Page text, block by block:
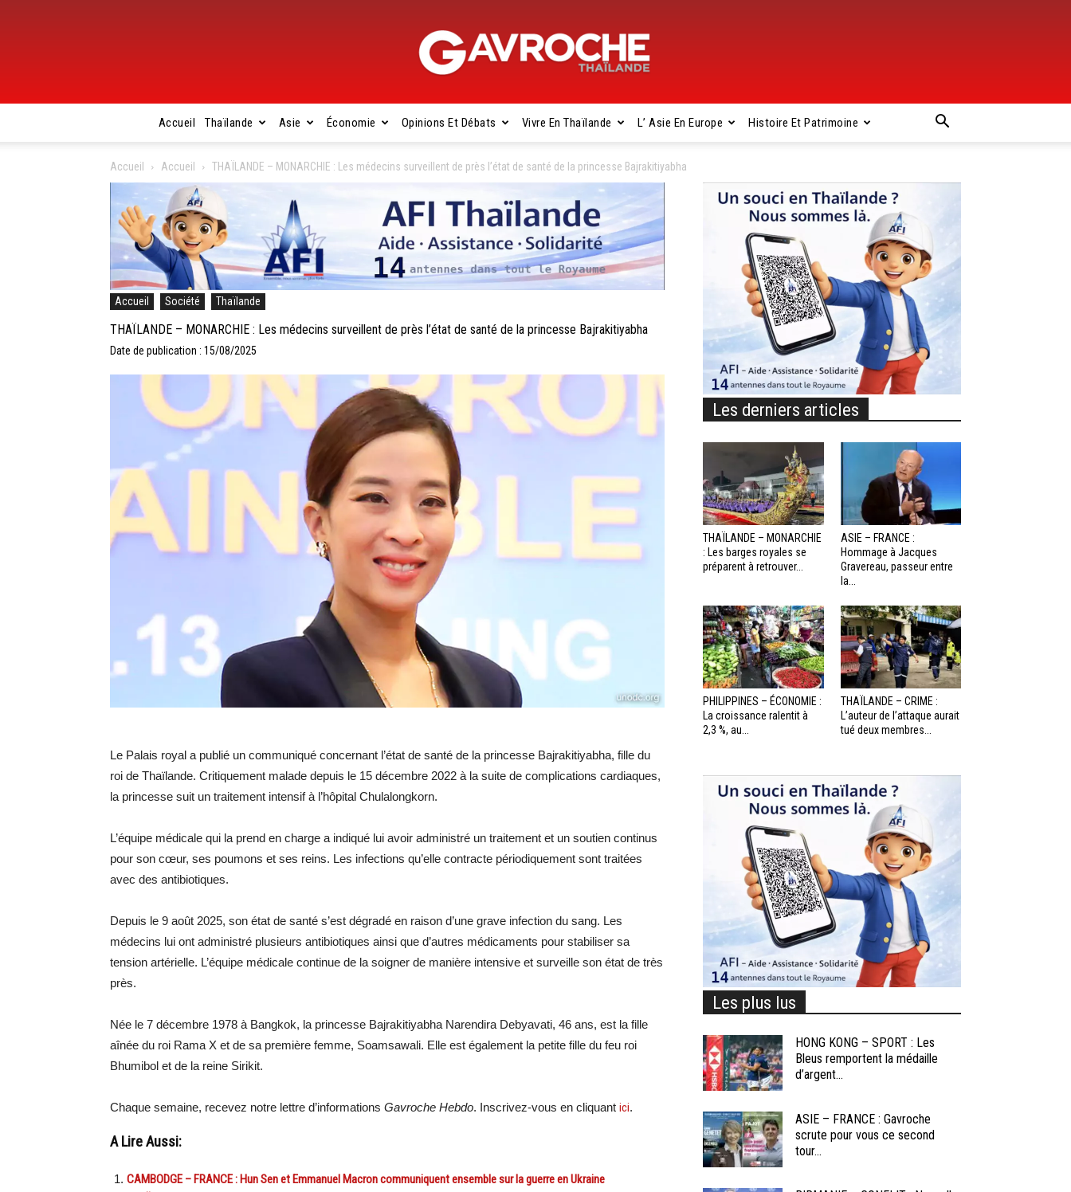
Gavroche
Thaïlande
Accueil Thaïlande Asie Économie Opinions Et Débats Vivre En Thaïlande L’ Asie En Europe Histoire Et Patrimoine
Accueil Accueil THAÏLANDE – MONARCHIE : Les médecins surveillent de près l’état de santé de la princesse Bajrakitiyabha
Accueil Société Thaïlande
THAÏLANDE – MONARCHIE : Les médecins surveillent de près l’état de santé de la princesse Bajrakitiyabha
Date de publication : 15/08/2025
Le Palais royal a publié un communiqué concernant l’état de santé de la princesse Bajrakitiyabha, fille du
roi de Thaïlande. Critiquement malade depuis le 15 décembre 2022 à la suite de complications cardiaques,
la princesse suit un traitement intensif à l’hôpital Chulalongkorn.
L’équipe médicale qui la prend en charge a indiqué lui avoir administré un traitement et un soutien continus
pour son cœur, ses poumons et ses reins. Les infections qu’elle contracte périodiquement sont traitées
avec des antibiotiques.
Depuis le 9 août 2025, son état de santé s’est dégradé en raison d’une grave infection du sang. Les
médecins lui ont administré plusieurs antibiotiques ainsi que d’autres médicaments pour stabiliser sa
tension artérielle. L’équipe médicale continue de la soigner de manière intensive et surveille son état de très
près.
Née le 7 décembre 1978 à Bangkok, la princesse Bajrakitiyabha Narendira Debyavati, 46 ans, est la fille
aînée du roi Rama X et de sa première femme, Soamsawali. Elle est également la petite fille du feu roi
Bhumibol et de la reine Sirikit.
Chaque semaine, recevez notre lettre d’informations Gavroche Hebdo. Inscrivez-vous en cliquant ici.
A Lire Aussi:
CAMBODGE – FRANCE : Hun Sen et Emmanuel Macron communiquent ensemble sur la guerre en Ukraine
Les derniers articles
THAÏLANDE – MONARCHIE
: Les barges royales se
préparent à retrouver...
ASIE – FRANCE :
Hommage à Jacques
Gravereau, passeur entre
la...
PHILIPPINES – ÉCONOMIE :
La croissance ralentit à
2,3 %, au...
THAÏLANDE – CRIME :
L’auteur de l’attaque aurait
tué deux membres...
Les plus lus
HONG KONG – SPORT : Les
Bleus remportent la médaille
d’argent...
ASIE – FRANCE : Gavroche
scrute pour vous ce second
tour...